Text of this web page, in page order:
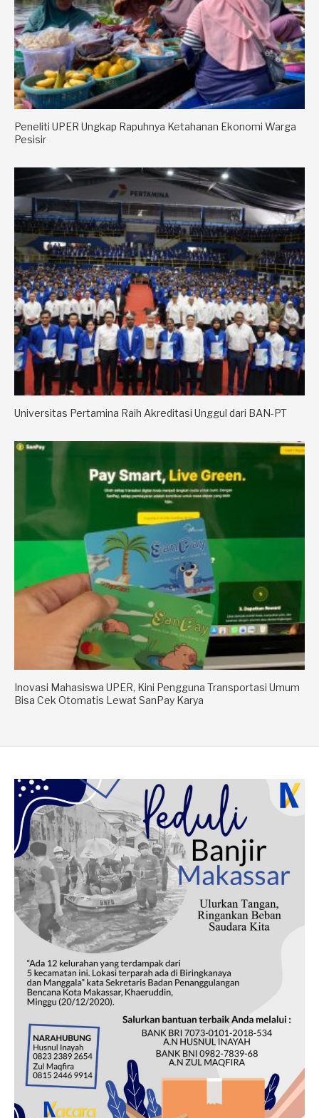
Peneliti UPER Ungkap Rapuhnya Ketahanan Ekonomi Warga
Pesisir
Universitas Pertamina Raih Akreditasi Unggul dari BAN-PT
Inovasi Mahasiswa UPER, Kini Pengguna Transportasi Umum
Bisa Cek Otomatis Lewat SanPay Karya